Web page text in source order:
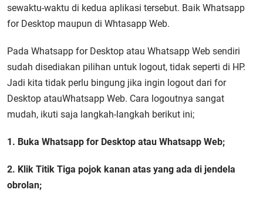
sewaktu-waktu di kedua aplikasi tersebut. Baik Whatsapp
for Desktop maupun di Whtasapp Web.
Pada Whatsapp for Desktop atau Whatsapp Web sendiri
sudah disediakan pilihan untuk logout, tidak seperti di HP.
Jadi kita tidak perlu bingung jika ingin logout dari for
Desktop atauWhatsapp Web. Cara logoutnya sangat
mudah, ikuti saja langkah-langkah berikut ini;
1. Buka Whatsapp for Desktop atau Whatsapp Web;
2. Klik Titik Tiga pojok kanan atas yang ada di jendela
obrolan;